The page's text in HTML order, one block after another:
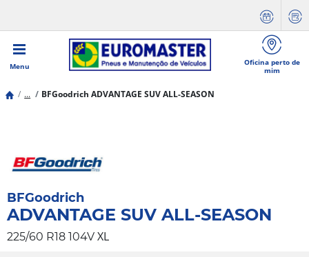
Menu
Oficina perto de
mim
... BFGoodrich ADVANTAGE SUV ALL-SEASON
BFGoodrich
ADVANTAGE SUV ALL-SEASON
225/60 R18 104V XL